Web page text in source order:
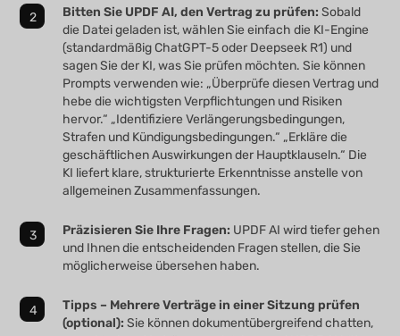
Bitten Sie UPDF AI, den Vertrag zu prüfen: Sobald
die Datei geladen ist, wählen Sie einfach die KI-Engine
(standardmäßig ChatGPT-5 oder Deepseek R1) und
sagen Sie der KI, was Sie prüfen möchten. Sie können
Prompts verwenden wie: „Überprüfe diesen Vertrag und
hebe die wichtigsten Verpflichtungen und Risiken
hervor.“ „Identifiziere Verlängerungsbedingungen,
Strafen und Kündigungsbedingungen.“ „Erkläre die
geschäftlichen Auswirkungen der Hauptklauseln.“ Die
KI liefert klare, strukturierte Erkenntnisse anstelle von
allgemeinen Zusammenfassungen.
Präzisieren Sie Ihre Fragen: UPDF AI wird tiefer gehen
und Ihnen die entscheidenden Fragen stellen, die Sie
möglicherweise übersehen haben.
Tipps – Mehrere Verträge in einer Sitzung prüfen
(optional): Sie können dokumentübergreifend chatten,